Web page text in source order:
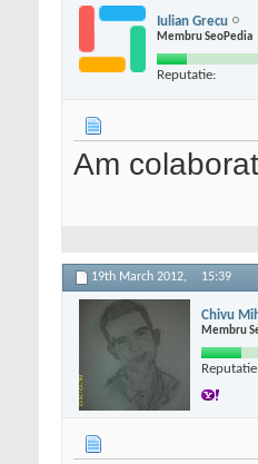
Iulian Grecu
Membru SeoPedia
Reputatie:
Am
19th March 2012, 15:39
Chivu
Membru